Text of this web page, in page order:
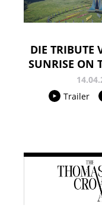
DIE TRIBUTE
SUNRISE ON
Trailer